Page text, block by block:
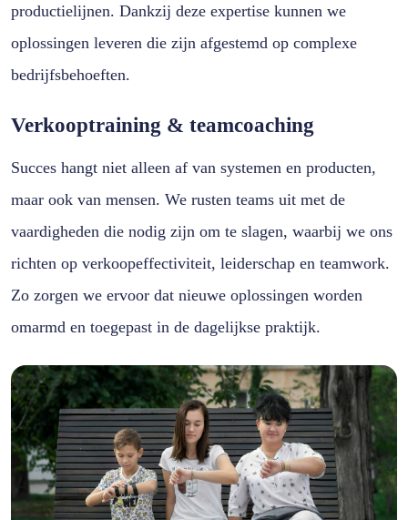
productielijnen. Dankzij deze expertise kunnen we
oplossingen leveren die zijn afgestemd op complexe
bedrijfsbehoeften.
Verkooptraining & teamcoaching
Succes hangt niet alleen af van systemen en producten,
maar ook van mensen. We rusten teams uit met de
vaardigheden die nodig zijn om te slagen, waarbij we ons
richten op verkoopeffectiviteit, leiderschap en teamwork.
Zo zorgen we ervoor dat nieuwe oplossingen worden
omarmd en toegepast in de dagelijkse praktijk.